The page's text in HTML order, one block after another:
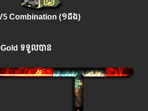
Combination (១ដង)
ទទួលបាន